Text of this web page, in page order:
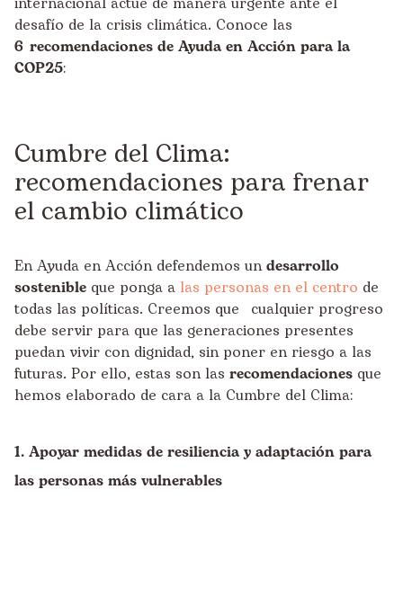
desafío de la crisis climática. Conoce las
6 recomendaciones de Ayuda en Acción para la
COP25:
Cumbre del Clima:
recomendaciones para frenar
el cambio climático
En Ayuda en Acción defendemos undesarrollo
sostenible que ponga a las personas en el centro de
todas las políticas. Creemos que cualquier progreso
debe servir para que las generaciones presentes
puedan vivir con dignidad, sin poner en riesgo a las
futuras. Por ello, estas son las recomendaciones que
hemos elaborado de cara a la Cumbre del Clima:
1. Apoyar medidas de resiliencia y adaptación para
las personas más vulnerables